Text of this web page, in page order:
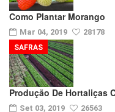
Como Plantar Morango
Mar 04, 2019 28178
Produção De Hortaliças
Set 03, 2019 26563
SAFRAS